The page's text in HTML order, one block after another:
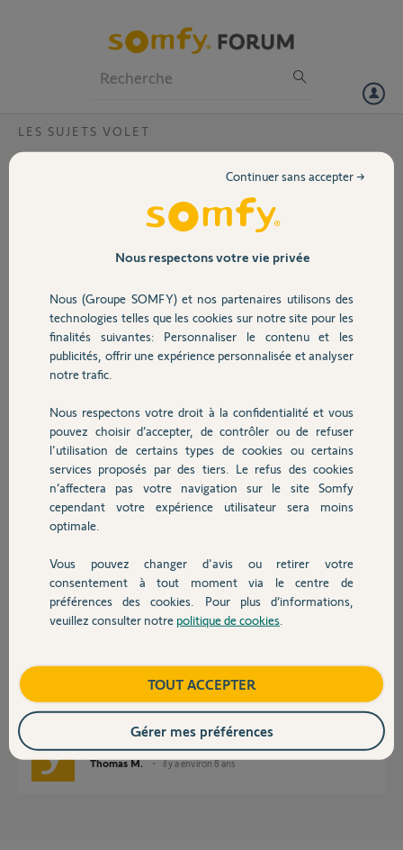
Volet
Sécurité
Domotique
Chauffage
Autres produits
Devis avec un pro
Contact
LES SUJETS VOLET
telecommande impresario ?
j'ai une telecommande impresario chronis io quand je mets en
position ambiance l'apres midi les volets se ferme à moitié je voudrais
qu'il se ferme au 3/4 comment faire
il y a environ 8 ans
Participer au fil de discussion
Bonjour Gilles,
Il faudra créer un nouveau Scénario via la fonction snapshot en suivant
la procédure au lien ci-dessous :
Allez dans "Menu", puis dans "Scénarios"
Saisissez le nom de votre scénario ou choisissez un nom parmi une liste
pré-enregistrée.
Ensuite il faudra placer tous les volets qui seront dans le scénarios à
l'endroit souhaité via leurs télécommandes individuelles respectives. Si
Quand tous les volets sont placés dans la position désirée, validez avec
Thomas M. il y a environ 8 ans
Nous respectons votre vie privée
Nous (Groupe SOMFY) et nos partenaires utilisons des
technologies telles que les cookies sur notre site pour les
finalités suivantes: Personnaliser le contenu et les
publicités, offrir une expérience personnalisée et analyser
notre trafic.
Nous respectons votre droit à la confidentialité et vous
pouvez choisir d’accepter, de contrôler ou de refuser
l'utilisation de certains types de cookies ou certains
services proposés par des tiers. Le refus des cookies
n’affectera pas votre navigation sur le site Somfy
cependant votre expérience utilisateur sera moins
optimale.
Vous pouvez changer d'avis ou retirer votre
consentement à tout moment via le centre de
préférences des cookies. Pour plus d’informations,
veuillez consulter notre politique de cookies
Continuer sans accepter →
TOUT ACCEPTER
Gérer mes préférences